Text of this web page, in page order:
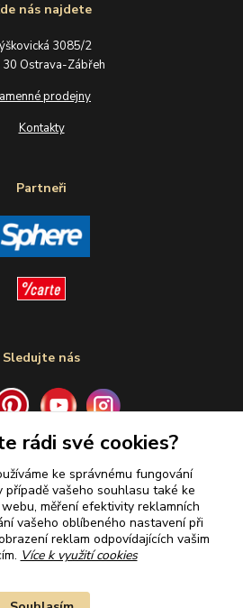
nás najdete
3085/2
Ostrava-Zábřeh
prodejny
Kontakty
Partneři
Sledujte nás
rádi své cookies?
ke správnému fungování
případě vašeho souhlasu také ke
měření efektivity reklamních
vašeho oblíbeného nastavení při
reklam odpovídajících vašim
Více k využití cookies